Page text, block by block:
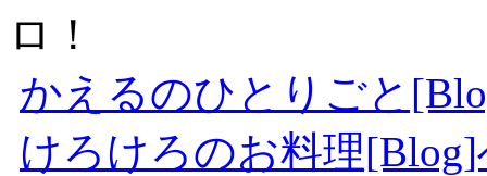
ロ！
かえるのひとりごと
けろけろのお料理[Blog]